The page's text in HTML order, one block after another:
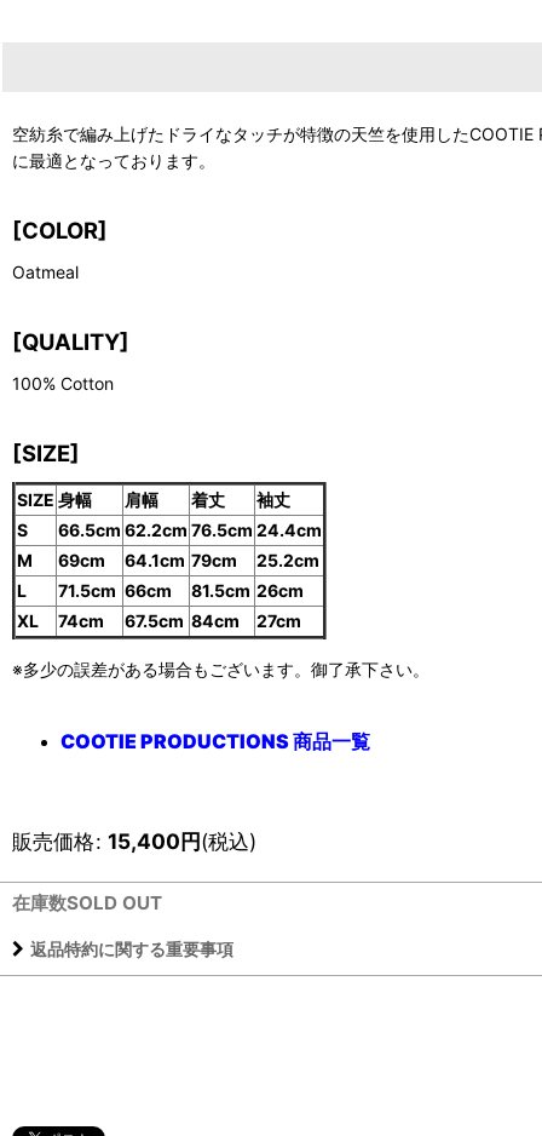
空紡糸で編み上げたドライなタッチが特徴の天竺を使用した
に最適となっております。
[COLOR]
Oatmeal
[QUALITY]
100% Cotton
[SIZE]
SIZE 身幅 肩幅 着丈
袖丈
S
66.5cm 62.2cm 76.5cm 24.4cm
M
69cm 64.1cm 79cm
25.2cm
L
71.5cm 66cm 81.5cm 26cm
XL
74cm 67.5cm 84cm 27cm
※多少の誤差がある場合もございます。御了承下さい。
COOTIE PRODUCTIONS 商品一覧
販売価格: 15,400円(税込)
在庫数SOLD OUT
返品特約に関する重要事項